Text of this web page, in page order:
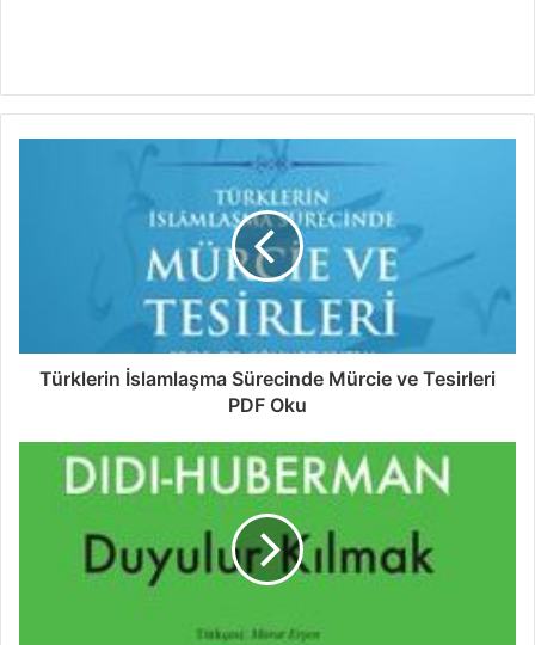
Türklerin İslamlaşma Sürecinde Mürcie ve Tesirleri
PDF Oku